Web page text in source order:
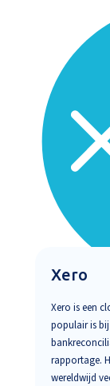
Xero
Xero is een
populair is
rapportage.
wereldwijd